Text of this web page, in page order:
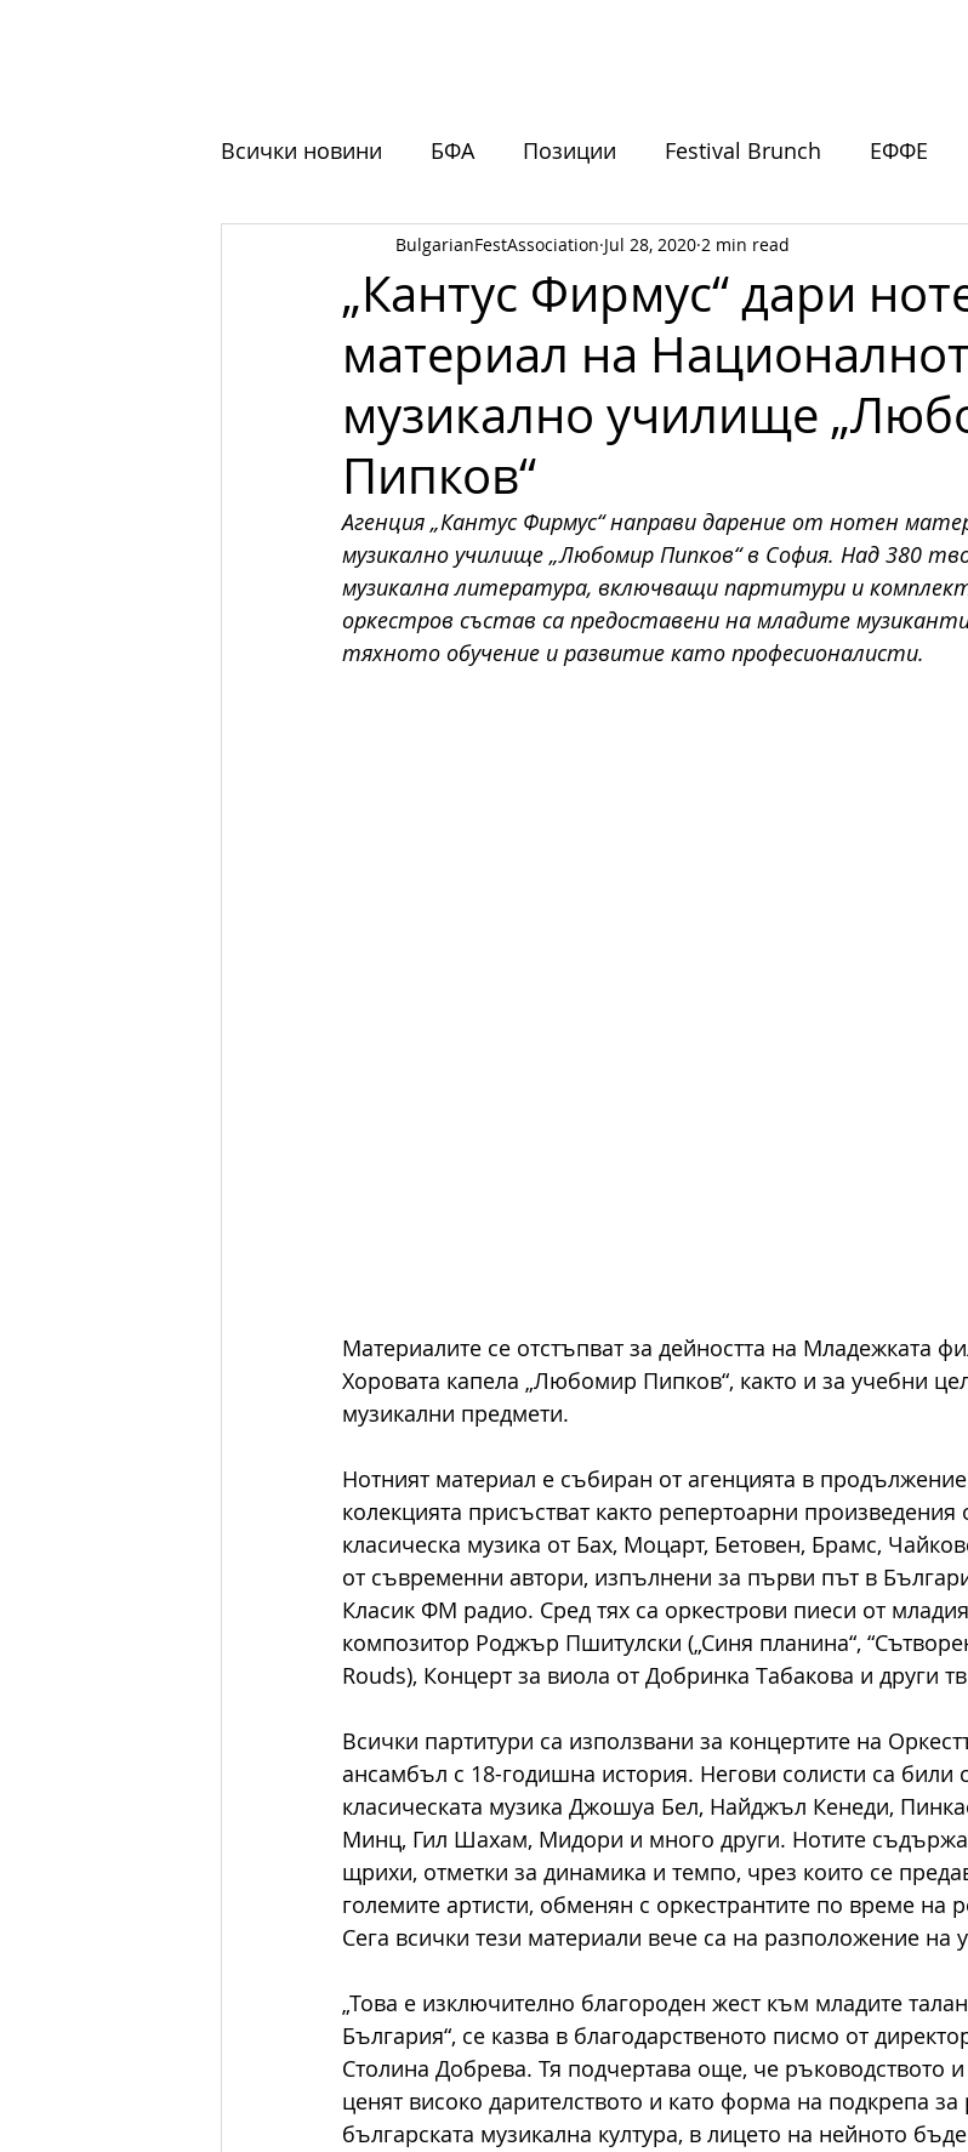
Всички новини БФА Позиции Festival Brunch ЕФФЕ
Отворени покани
„Кантус Фирмус“ дари
материал на
музикално училище
Пипков“
BulgarianFestAssociation Jul 28, 2020 2 min read
Агенция „Кантус Фирмус“ направи дарение от нотен
музикално училище „Любомир Пипков“ в София. Над 380
музикална литература, включващи партитури и
оркестров състав са предоставени на младите
тяхното обучение и развитие като професионалисти.
Материалите се отстъпват за дейността на Младежката
Хоровата капела „Любомир Пипков“, както и за учебни
музикални предмети.
Нотният материал е събиран от агенцията в
колекцията присъстват както репертоарни произведения
класическа музика от Бах, Моцарт, Бетовен, Брамс,
от съвременни автори, изпълнени за първи път в
Класик ФМ радио. Сред тях са оркестрови пиеси от
композитор Роджър Пшитулски („Синя планина“,
Rouds), Концерт за виола от Добринка Табакова и други
Всички партитури са използвани за концертите на
ансамбъл с 18-годишна история. Негови солисти са били
класическата музика Джошуа Бел, Найджъл Кенеди,
Минц, Гил Шахам, Мидори и много други. Нотите
щрихи, отметки за динамика и темпо, чрез които се
големите артисти, обменян с оркестрантите по време на
Сега всички тези материали вече са на разположение на
„Това е изключително благороден жест към младите
България“, се казва в благодарственото писмо от
Столина Добрева. Тя подчертава още, че ръководството
ценят високо дарителството и като форма на подкрепа за
българската музикална култура, в лицето на нейното